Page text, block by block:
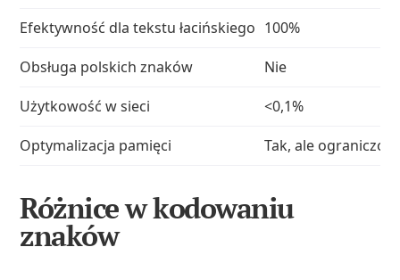
Efektywność dla tekstu łacińskiego 100%
Obsługa polskich znaków
Nie
Użytkowość w sieci
<0,1%
Optymalizacja pamięci
Tak, ale
Różnice w kodowaniu
znaków